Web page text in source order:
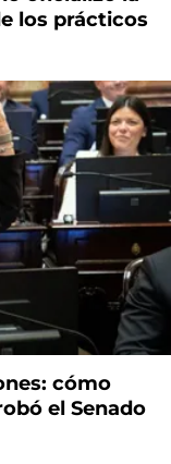
los prácticos
cómo
el Senado